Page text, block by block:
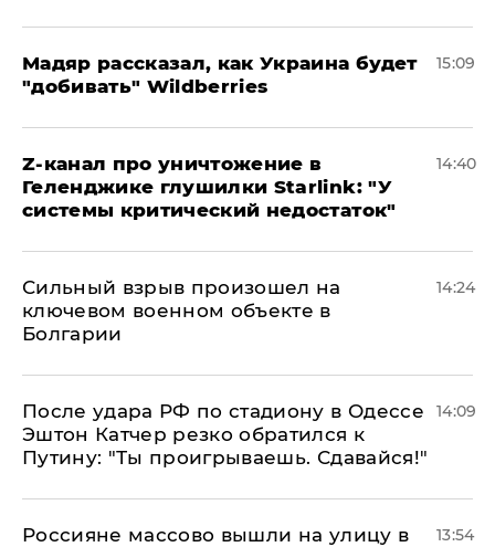
Мадяр рассказал, как Украина будет
"добивать" Wildberries
15:09
Z-канал про уничтожение в
Геленджике глушилки Starlink: "У
системы критический недостаток"
14:40
Сильный взрыв произошел на
ключевом военном объекте в
Болгарии
14:24
После удара РФ по стадиону в Одессе
Эштон Катчер резко обратился к
Путину: "Ты проигрываешь. Сдавайся!"
14:09
Россияне массово вышли на улицу в 13:54